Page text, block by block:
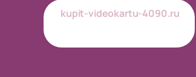
kupit-videokartu-4090.ru